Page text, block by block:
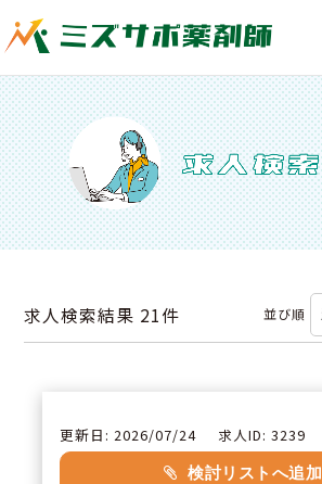
求人検索結果 21件 並び順
更新日: 2026/07/24 求人ID: 3239
検討リストへ追加